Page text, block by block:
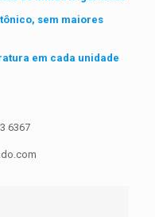
sem maiores
em cada unidade
6367